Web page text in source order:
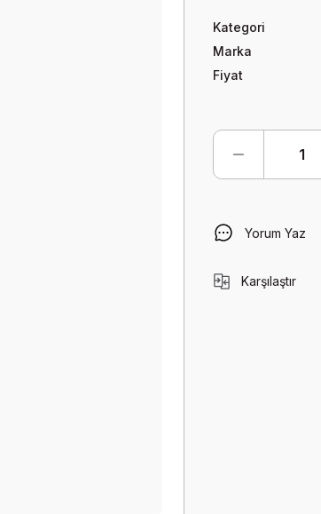
Kategori
Marka
Fiyat
Yorum Yaz
Karşılaştır